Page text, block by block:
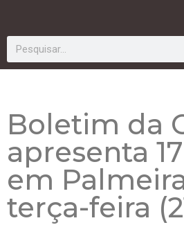
Boletim da
apresenta
em
terça-feira